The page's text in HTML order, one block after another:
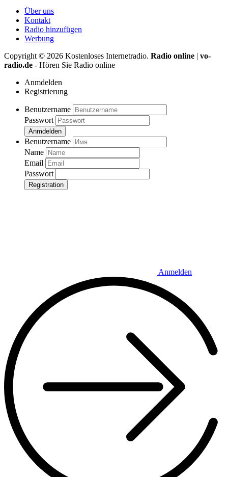
Über uns
Kontakt
Radio hinzufügen
Werbung
Copyright © 2026 Kostenloses Internetradio. Radio online | vo-
radio.de - Hören Sie Radio online
Anmdelden
Registrierung
Benutzername
Passwort
Anmdelden
Benutzername
Name
Email
Passwort
Registration
Anmelden